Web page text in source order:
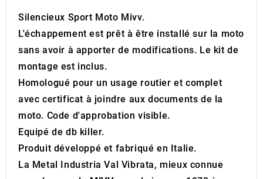
Silencieux Sport Moto Mivv.
L'échappement est prêt à être installé sur la moto
sans avoir à apporter de modifications. Le kit de
montage est inclus.
Homologué pour un usage routier et complet
avec certificat à joindre aux documents de la
moto. Code d'approbation visible.
Equipé de db killer.
Produit développé et fabriqué en Italie.
La Metal Industria Val Vibrata, mieux connue